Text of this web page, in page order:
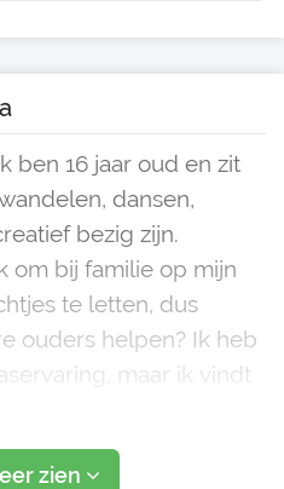
ben 16 jaar oud en zit
dansen,
bezig zijn.
om bij familie op mijn
te letten, dus
ouders helpen? Ik heb
maar ik vindt
zien